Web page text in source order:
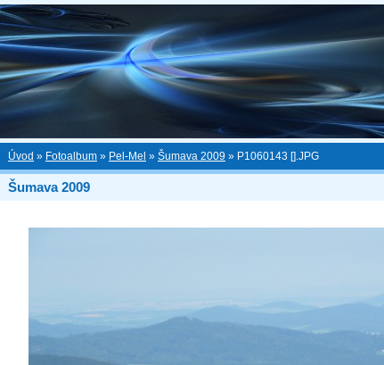
Úvod » Fotoalbum » Pel-Mel » Šumava 2009 » P1060143 [].JPG
Šumava 2009